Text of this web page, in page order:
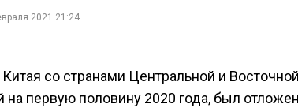
2021 21:24
со странами Центральной и
на первую половину 2020 года, был